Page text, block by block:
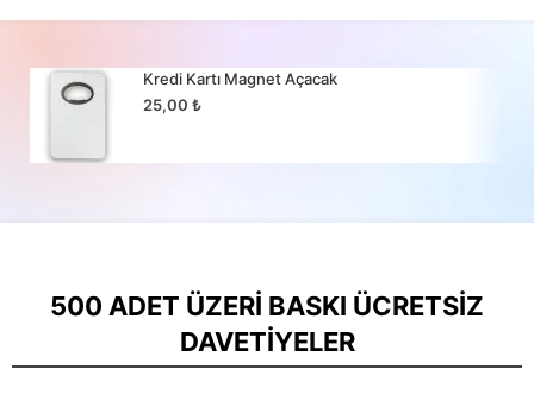
Kredi Kartı Magnet Açacak
25,00₺
500 ADET ÜZERI BASKI ÜCRETSIZ
DAVETIYELER